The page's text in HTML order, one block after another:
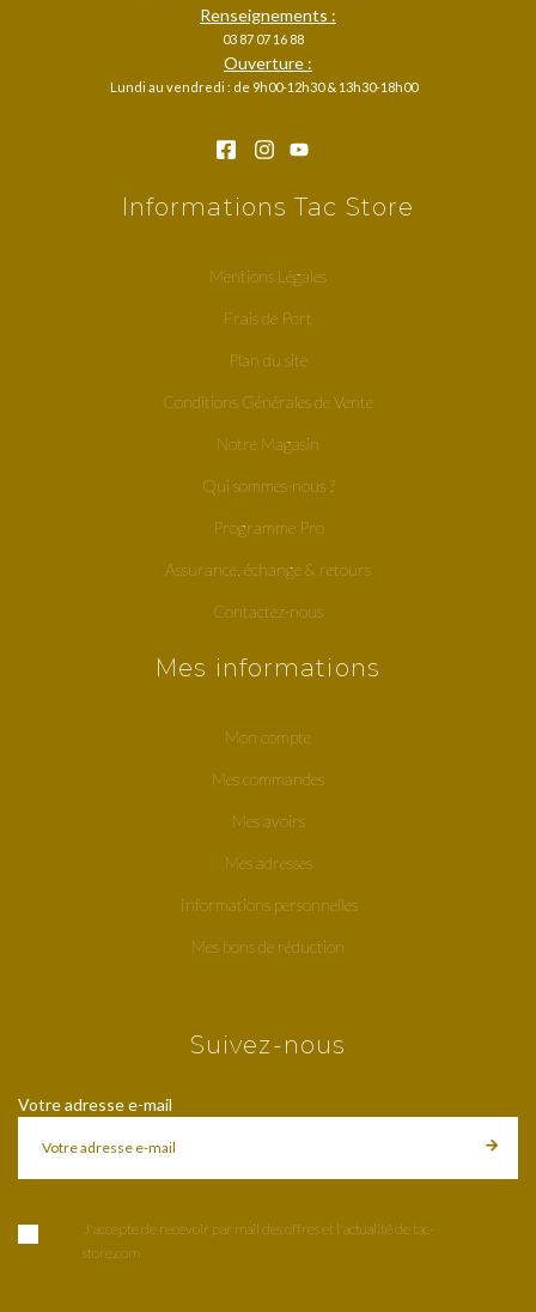
Renseignements :
03 87 07 16 88
Ouverture :
Lundi au vendredi : de 9h00-12h30 & 13h30-18h00
Informations Tac Store
Mentions Légales
Frais de Port
Plan du site
Conditions Générales de Vente
Notre Magasin
Qui sommes-nous ?
Programme Pro
Assurance, échange & retours
Contactez-nous
Mes informations
Mon compte
Mes commandes
Mes avoirs
Mes adresses
Informations personnelles
Mes bons de réduction
Suivez-nous
Votre adresse e-mail
J'accepte de recevoir par mail des offres et l'actualité de tac-
store.com